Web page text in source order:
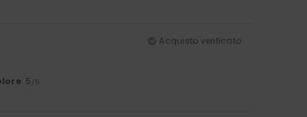
Acquisto verificato
: 5 /5